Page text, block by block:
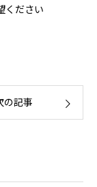
ください
の記事